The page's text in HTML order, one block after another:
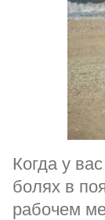
Когда у
болях в
рабочем